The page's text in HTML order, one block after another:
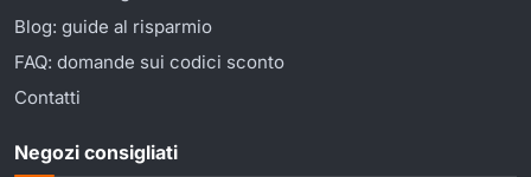
Blog: guide al risparmio
FAQ: domande sui codici sconto
Contatti
Negozi consigliati